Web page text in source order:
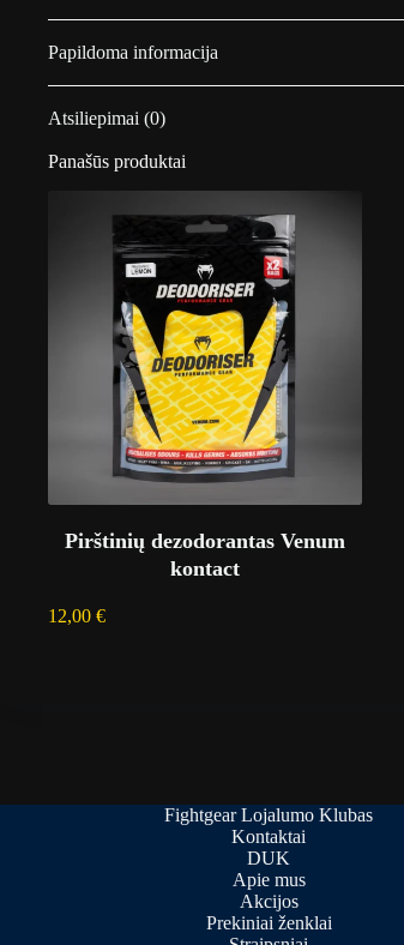
Papildoma informacija
Atsiliepimai (0)
Panašūs produktai
Pirštinių dezodorantas Venum
kontact
12,00 €
Fightgear Lojalumo Klubas
Kontaktai
DUK
Apie mus
Akcijos
Prekiniai ženklai